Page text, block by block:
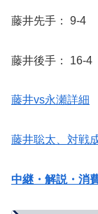
藤井先手： 9-4
藤井後手： 16-4
藤井vs永瀬詳細
藤井聡太、対戦
中継・解説・消